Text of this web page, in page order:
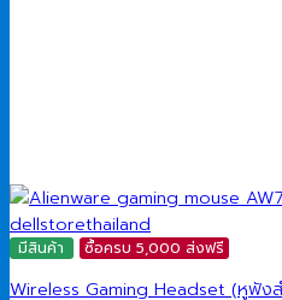
มีสินค้า ซื้อครบ 5,000 ส่งฟรี
Wireless Gaming Headset (หูฟังส